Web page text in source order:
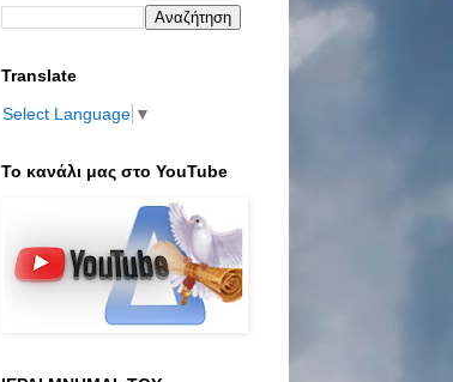
Translate
Select Language ▼
Το κανάλι μας στο ΥοuTube